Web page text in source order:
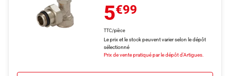
5€99
TTC/pièce
Le prix et le stock peuvent varier selon le dépôt
sélectionné
Prix de vente pratiqué par le dépôt d'Artigues.